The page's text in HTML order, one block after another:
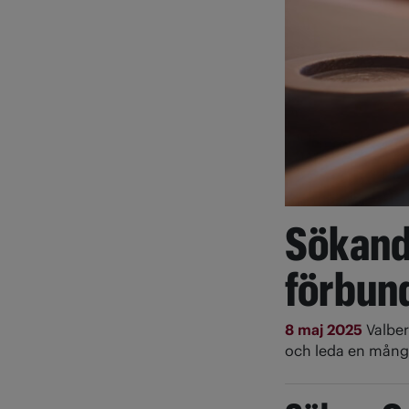
8 maj 2025
och leda en